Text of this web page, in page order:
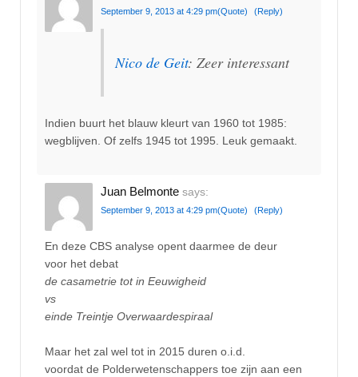
September 9, 2013 at 4:29 pm(Quote) (Reply)
Nico de Geit: Zeer interessant
Indien buurt het blauw kleurt van 1960 tot 1985:
wegblijven. Of zelfs 1945 tot 1995. Leuk gemaakt.
Juan Belmonte says:
September 9, 2013 at 4:29 pm(Quote) (Reply)
En deze CBS analyse opent daarmee de deur
voor het debat
de casametrie tot in Eeuwigheid
vs
einde Treintje Overwaardespiraal
Maar het zal wel tot in 2015 duren o.i.d.
voordat de Polderwetenschappers toe zijn aan een